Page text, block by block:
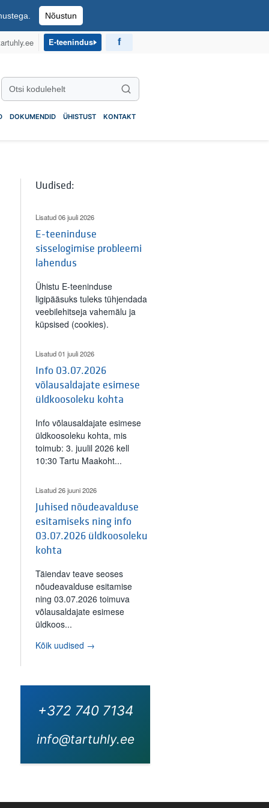
Nõustun
E-teenindus
Otsi kodulehelt
Otsi
DOKUMENDID ÜHISTUST KONTAKT
Uudised:
Lisatud 06 juuli 2026
E-teeninduse
sisselogimise probleemi
lahendus
Ühistu E-teeninduse
ligipääsuks tuleks tühjendada
veebilehitseja vahemälu ja
küpsised (cookies).
Lisatud 01 juuli 2026
Info 03.07.2026
võlausaldajate esimese
üldkoosoleku kohta
Info võlausaldajate esimese
üldkoosoleku kohta, mis
toimub: 3. juulil 2026 kell
10:30 Tartu Maakoht...
Lisatud 26 juuni 2026
Juhised nõudeavalduse
esitamiseks ning info
03.07.2026 üldkoosoleku
kohta
Täiendav teave seoses
nõudeavalduse esitamise
ning 03.07.2026 toimuva
võlausaldajate esimese
üldkoos...
Kõik uudised →
+372 740 7134
info@tartuhly.ee